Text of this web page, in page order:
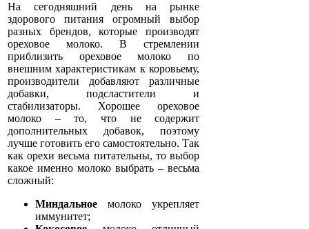
На сегодняшний день на рынке
здорового питания огромный выбор
разных брендов, которые производят
ореховое молоко. В стремлении
приблизить ореховое молоко по
внешним характеристикам к коровьему,
производители добавляют различные
добавки, подсластители и
стабилизаторы. Хорошее ореховое
молоко – то, что не содержит
дополнительных добавок, поэтому
лучше готовить его самостоятельно. Так
как орехи весьма питательны, то выбор
какое именно молоко выбрать – весьма
сложный:
Миндальное молоко укрепляет
иммунитет;